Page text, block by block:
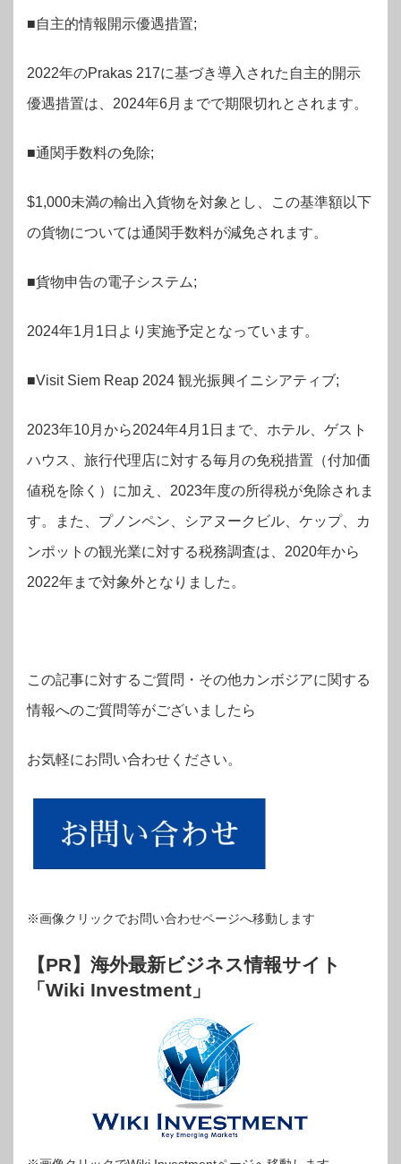
■自主的情報開示優遇措置;
2022年のPrakas 217に基づき導入された自主的開示
優遇措置は、2024年6月までで期限切れとされます。
■通関手数料の免除;
$1,000未満の輸出入貨物を対象とし、この基準額以下
の貨物については通関手数料が減免されます。
■貨物申告の電子システム;
2024年1月1日より実施予定となっています。
■Visit Siem Reap 2024 観光振興イニシアティブ;
2023年10月から2024年4月1日まで、ホテル、ゲスト
ハウス、旅行代理店に対する毎月の免税措置（付加価
値税を除く）に加え、2023年度の所得税が免除されま
す。また、プノンペン、シアヌークビル、ケップ、カ
ンポットの観光業に対する税務調査は、2020年から
2022年まで対象外となりました。
この記事に対するご質問・その他カンボジアに関する
情報へのご質問等がございましたら
お気軽にお問い合わせください。
※画像クリックでお問い合わせページへ移動します
【PR】海外最新ビジネス情報サイト
「Wiki Investment」